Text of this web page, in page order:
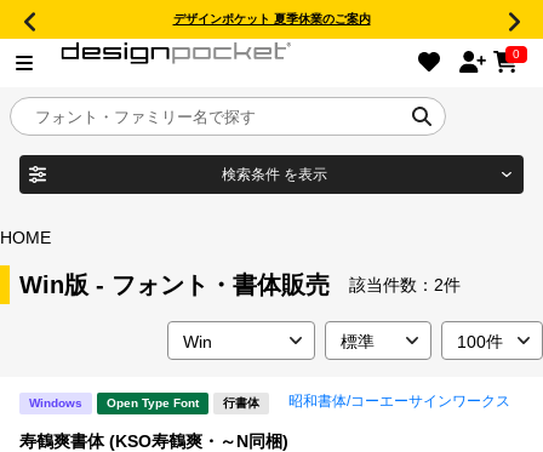
デザインポケット 夏季休業のご案内
0
目的別フォントガイド
年間ライセンス商品
検索条件 を表示
フォント形式
HOME
Win版 - フォント・書体販売 該当件数： 2件
Windows Open Type Font 行書体 昭和書体/コーエーサインワークス
寿鶴爽書体 (KSO寿鶴爽・～N同梱)